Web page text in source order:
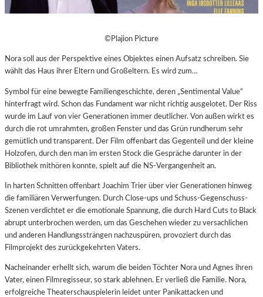
©Plajion Picture
Nora soll aus der Perspektive eines Objektes einen Aufsatz schreiben. Sie
wählt das Haus ihrer Eltern und Großeltern. Es wird zum…
Symbol für eine bewegte Familiengeschichte, deren „Sentimental Value“
hinterfragt wird. Schon das Fundament war nicht richtig ausgelotet. Der Riss
wurde im Lauf von vier Generationen immer deutlicher. Von außen wirkt es
durch die rot umrahmten, großen Fenster und das Grün rundherum sehr
gemütlich und transparent. Der Film offenbart das Gegenteil und der kleine
Holzofen, durch den man im ersten Stock die Gespräche darunter in der
Bibliothek mithören konnte, spielt auf die NS-Vergangenheit an.
In harten Schnitten offenbart Joachim Trier über vier Generationen hinweg
die familiären Verwerfungen. Durch Close-ups und Schuss-Gegenschuss-
Szenen verdichtet er die emotionale Spannung, die durch Hard Cuts to Black
abrupt unterbrochen werden, um das Geschehen wieder zu versachlichen
und anderen Handlungssträngen nachzuspüren, provoziert durch das
Filmprojekt des zurückgekehrten Vaters.
Nacheinander erhellt sich, warum die beiden Töchter Nora und Agnes ihren
Vater, einen Filmregisseur, so stark ablehnen. Er verließ die Familie. Nora,
erfolgreiche Theaterschauspielerin leidet unter Panikattacken und